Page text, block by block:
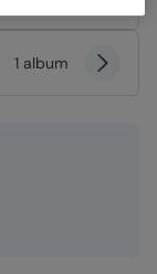
1 album